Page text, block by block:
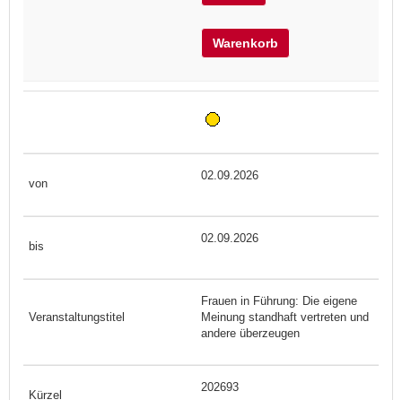
Warenkorb
02.09.2026
02.09.2026
Frauen in Führung: Die eigene
Meinung standhaft vertreten und
andere überzeugen
202693